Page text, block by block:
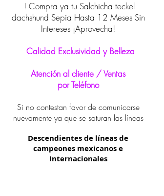
! Compra ya tu Salchicha teckel
dachshund Sepia Hasta 12 Meses Sin
Intereses ¡Aprovecha!
Calidad Exclusividad y Belleza
Atención al cliente / Ventas
por Teléfono
Si no contestan favor de comunicarse
nuevamente ya que se saturan las líneas
Descendientes de líneas de
campeones mexicanos e
Internacionales